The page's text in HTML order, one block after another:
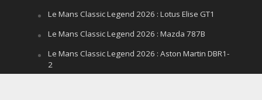
Le Mans Classic Legend 2026 : Lotus Elise GT1
Le Mans Classic Legend 2026 : Mazda 787B
Le Mans Classic Legend 2026 : Aston Martin DBR1-
2